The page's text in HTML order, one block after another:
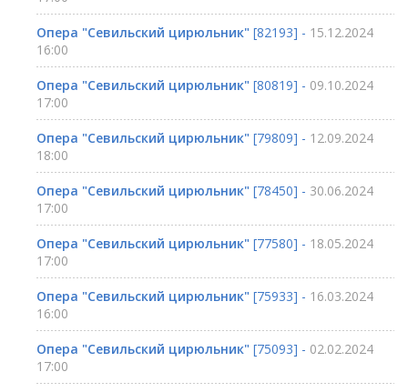
Опера "Севильский цирюльник" [82193] - 15.12.2024
16:00
Опера "Севильский цирюльник" [80819] - 09.10.2024
17:00
Опера "Севильский цирюльник" [79809] - 12.09.2024
18:00
Опера "Севильский цирюльник" [78450] - 30.06.2024
17:00
Опера "Севильский цирюльник" [77580] - 18.05.2024
17:00
Опера "Севильский цирюльник" [75933] - 16.03.2024
16:00
Опера "Севильский цирюльник" [75093] - 02.02.2024
17:00